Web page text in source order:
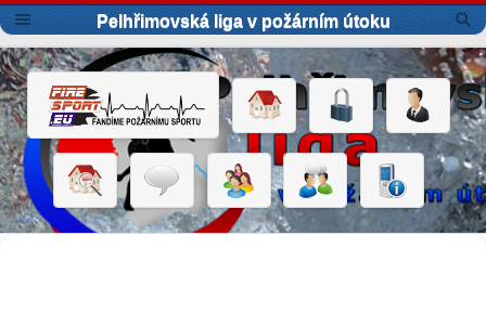
Pelhřimovská liga v požárním útoku